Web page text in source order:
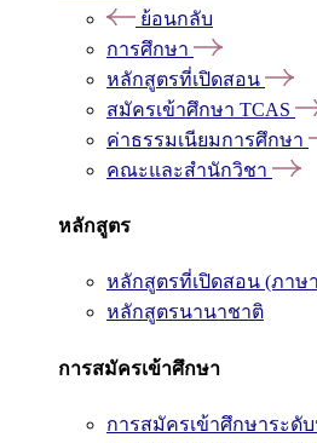
ย้อนกลับ
การศึกษา
หลักสูตรที่เปิดสอน
สมัครเข้าศึกษา TCAS
ค่าธรรมเนียมการศึกษา
คณะและสำนักวิชา
หลักสูตร
หลักสูตรที่เปิดสอน (ภาษ
หลักสูตรนานาชาติ
การสมัครเข้าศึกษา
การสมัครเข้าศึกษาระ